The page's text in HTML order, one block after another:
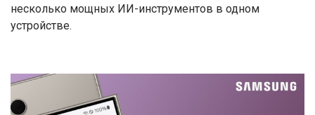
несколько мощных ИИ-инструментов в одном
устройстве.